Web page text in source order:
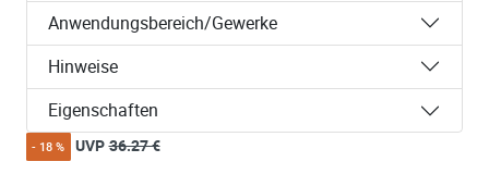
Anwendungsbereich/Gewerke
Hinweise
Eigenschaften
- 18 % UVP 36.27 €